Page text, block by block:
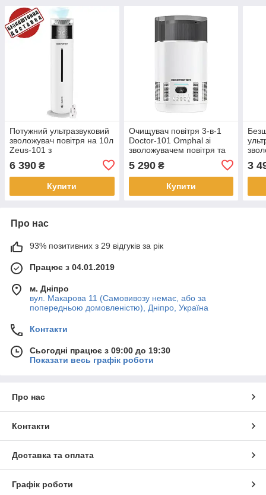
Потужний ультразвуковий
зволожувач повітря на 10л
Zeus-101 з
лампою. До 80 кв.м.
6 390 ₴
Купити
Очищувач повітря 3-в-1
Doctor-101 Omphal зі
зволожувачем повітря та
5 290₴
Купити
3
Про нас
93% позитивних з 29 відгуків за рік
Працює з 04.01.2019
м. Дніпро
вул. Макарова 11 (Самовивозу немає, або за
попередньою домовленістю), Дніпро, Україна
Контакти
Сьогодні працює з 09:00 до 19:30
Показати весь графік роботи
Про нас
Контакти
Доставка та оплата
Графік роботи